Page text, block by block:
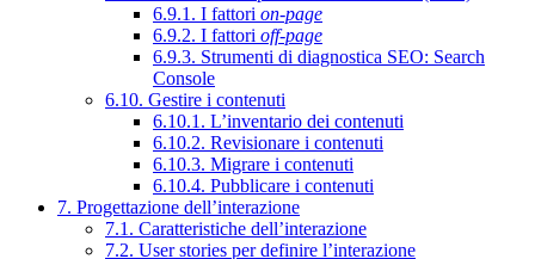
6.9.1. I fattori on-page
6.9.2. I fattori off-page
6.9.3. Strumenti di diagnostica SEO: Search
Console
6.10. Gestire i contenuti
6.10.1. L’inventario dei contenuti
6.10.2. Revisionare i contenuti
6.10.3. Migrare i contenuti
6.10.4. Pubblicare i contenuti
7. Progettazione dell’interazione
7.1. Caratteristiche dell’interazione
7.2. User stories per definire l’interazione